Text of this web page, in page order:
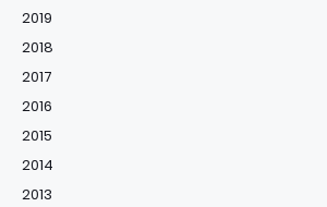
2019
2018
2017
2016
2015
2014
2013